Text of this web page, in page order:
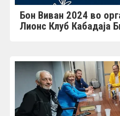
Бон Виван 2024 во
Лионс Клуб Кабадаја